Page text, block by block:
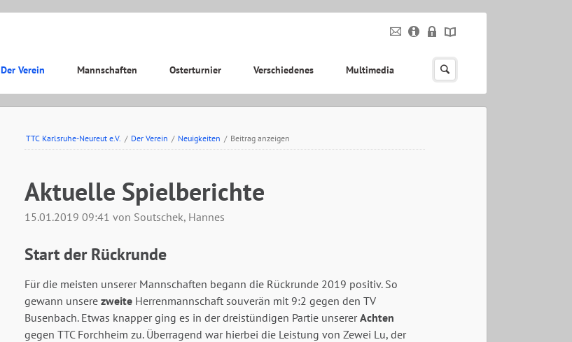
Der Verein Mannschaften Osterturnier Verschiedenes Multimedia
TTC Karlsruhe-Neureut e.V. / Der Verein / Neuigkeiten / Beitrag anzeigen
Aktuelle Spielberichte
15.01.2019 09:41 von Soutschek, Hannes
Start der Rückrunde
Für die meisten unserer Mannschaften begann die Rückrunde 2019 positiv. So
gewann unsere zweite Herrenmannschaft souverän mit 9:2 gegen den TV
Busenbach. Etwas knapper ging es in der dreistündigen Partie unsererAchten
gegen TTC Forchheim zu. Überragend war hierbei die Leistung von Zewei Lu, der